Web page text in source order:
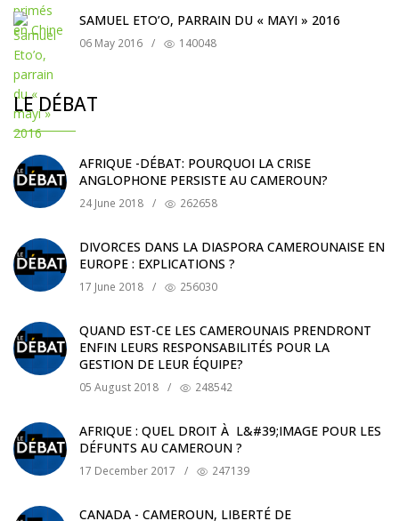
SAMUEL ETO’O, PARRAIN DU « MAYI » 2016
06 May 2016 / 140048
LE DÉBAT
AFRIQUE -DÉBAT: POURQUOI LA CRISE
ANGLOPHONE PERSISTE AU CAMEROUN?
24 June 2018 / 262658
DIVORCES DANS LA DIASPORA CAMEROUNAISE EN
EUROPE : EXPLICATIONS ?
17 June 2018 / 256030
QUAND EST-CE LES CAMEROUNAIS PRENDRONT
ENFIN LEURS RESPONSABILITÉS POUR LA
GESTION DE LEUR ÉQUIPE?
05 August 2018 / 248542
AFRIQUE : QUEL DROIT À L&#39;IMAGE POUR LES
DÉFUNTS AU CAMEROUN ?
17 December 2017 / 247139
CANADA - CAMEROUN, LIBERTÉ DE